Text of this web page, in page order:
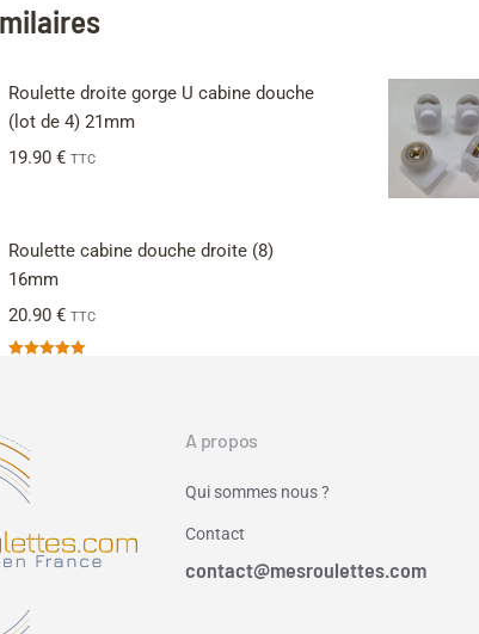
Roulette droite gorge U cabine douche
(lot de 4) 21mm
19.90 € TTC
Roulette cabine douche droite (8)
16mm
20.90 € TTC
A propos
Qui sommes nous ?
Contact
contact@mesroulettes.com